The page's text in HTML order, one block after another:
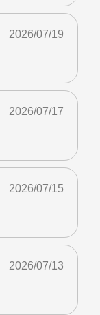
2026/07/19
2026/07/17
2026/07/15
2026/07/13